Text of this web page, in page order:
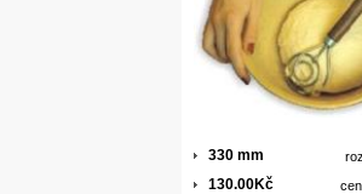
330 mm
130.00Kč